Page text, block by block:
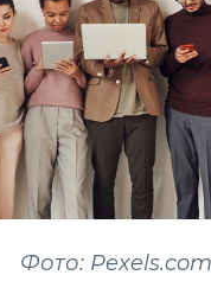
Фото: Pexels.com